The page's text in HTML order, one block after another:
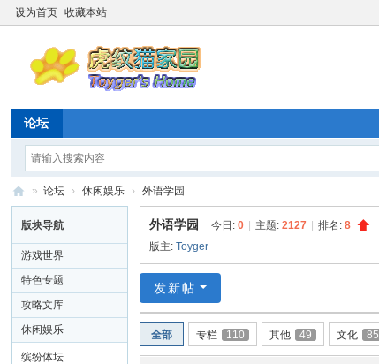
设为首页 收藏本站
论坛
纹
猫
家
园
☆
» 论坛 › 休闲娱乐 › 外语学园
版块导航
游戏世界
特色专题
攻略文库
休闲娱乐
缤纷体坛
外语学园 今日:0 主题:2127 排名:8
版主:Toyger
发新帖
全部 专栏 110 其他 49 文化 85